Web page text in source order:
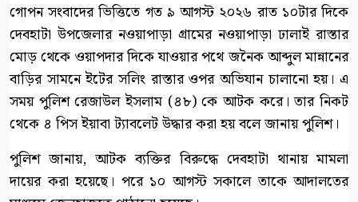
গোপন সংবাদের ভিত্তিতে গত ৯ আগস্ট ২০২৬ রাত ১০টার দিকে
দেবহাটা উপজেলার নওয়াপাড়া গ্রামের নওয়াপাড়া ঢালাই রাস্তার
মোড় থেকে ওয়াপদার দিকে যাওয়ার পথে জনৈক আব্দুল মান্নানের
বাড়ির সামনে ইটের সলিং রাস্তার ওপর অভিযান চালানো হয়। এ
সময় পুলিশ রেজাউল ইসলাম (৪৮) কে আটক করে। তার নিকট
থেকে ৪ পিস ইয়াবা ট্যাবলেট উদ্ধার করা হয় বলে জানায় পুলিশ।
পুলিশ জানায়, আটক ব্যক্তির বিরুদ্ধে দেবহাটা থানায় মামলা
দায়ের করা হয়েছে। পরে ১০ আগস্ট সকালে তাকে আদালতের